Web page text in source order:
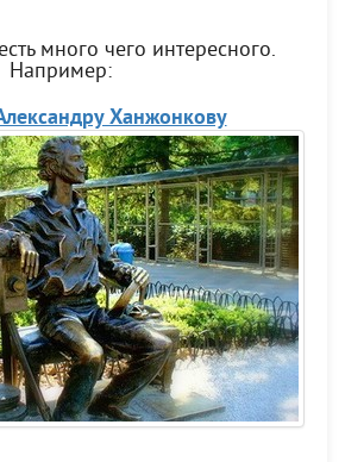
много чего интересного.
Например:
Ханжонкову